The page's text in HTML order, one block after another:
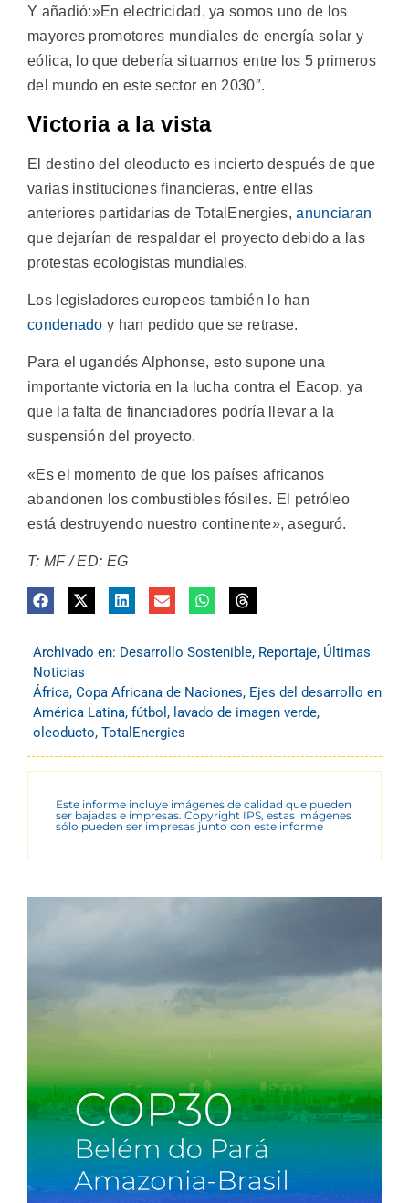
Y añadió:»En electricidad, ya somos uno de los
mayores promotores mundiales de energía solar y
eólica, lo que debería situarnos entre los 5 primeros
del mundo en este sector en 2030″.
Victoria a la vista
El destino del oleoducto es incierto después de que
varias instituciones financieras, entre ellas
anteriores partidarias de TotalEnergies, anunciaran
que dejarían de respaldar el proyecto debido a las
protestas ecologistas mundiales.
Los legisladores europeos también lo han
condenado y han pedido que se retrase.
Para el ugandés Alphonse, esto supone una
importante victoria en la lucha contra el Eacop, ya
que la falta de financiadores podría llevar a la
suspensión del proyecto.
«Es el momento de que los países africanos
abandonen los combustibles fósiles. El petróleo
está destruyendo nuestro continente», aseguró.
T: MF / ED: EG
Archivado en: Desarrollo Sostenible, Reportaje, Últimas
Noticias
África, Copa Africana de Naciones, Ejes del desarrollo en
América Latina, fútbol , lavado de imagen verde,
oleoducto, TotalEnergies
Este informe incluye imágenes de calidad que pueden
ser bajadas e impresas. Copyright IPS, estas imágenes
sólo pueden ser impresas junto con este informe